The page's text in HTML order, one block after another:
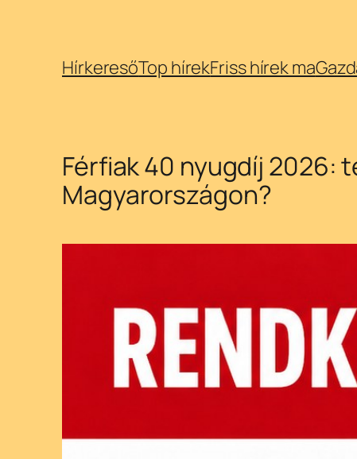
HírkeresőTop hírekFriss hírek ma
Férfiak 40 nyugdíj 2026:
Magyarországon?